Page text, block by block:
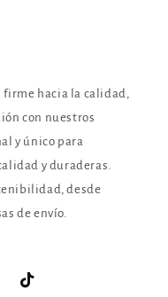
firme hacia la calidad,
con nuestros
y único para
y duraderas.
desde
de envío.
TikTok